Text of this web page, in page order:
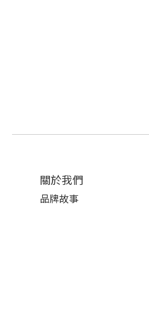
關於我們
品牌故事